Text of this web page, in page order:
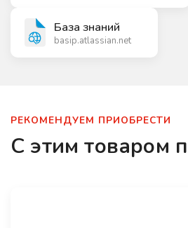
База знаний
basip.atlassian.net
РЕКОМЕНДУЕМ ПРИОБРЕСТИ
С этим товаром